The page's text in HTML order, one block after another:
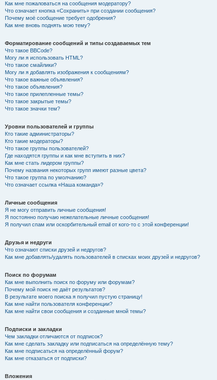
Как мне пожаловаться на сообщения модератору?
Что означает кнопка «Сохранить» при создании сообщения?
Почему моё сообщение требует одобрения?
Как мне вновь поднять мою тему?
Форматирование сообщений и типы создаваемых тем
Что такое BBCode?
Могу ли я использовать HTML?
Что такое смайлики?
Могу ли я добавлять изображения к сообщениям?
Что такое важные объявления?
Что такое объявления?
Что такое прилепленные темы?
Что такое закрытые темы?
Что такое значки тем?
Уровни пользователей и группы
Кто такие администраторы?
Кто такие модераторы?
Что такое группы пользователей?
Где находятся группы и как мне вступить в них?
Как мне стать лидером группы?
Почему названия некоторых групп имеют разные цвета?
Что такое группа по умолчанию?
Что означает ссылка «Наша команда»?
Личные сообщения
Я не могу отправить личные сообщения!
Я постоянно получаю нежелательные личные сообщения!
Я получил спам или оскорбительный email от кого-то с этой конференции!
Друзья и недруги
Что означают списки друзей и недругов?
Как мне добавлять/удалять пользователей в списках моих друзей и недругов?
Поиск по форумам
Как мне выполнить поиск по форуму или форумам?
Почему мой поиск не даёт результатов?
В результате моего поиска я получил пустую страницу!
Как мне найти пользователя конференции?
Как мне найти свои сообщения и созданные мной темы?
Подписки и закладки
Чем закладки отличаются от подписок?
Как мне сделать закладку или подписаться на определённую тему?
Как мне подписаться на определённый форум?
Как мне отказаться от подписки?
Вложения